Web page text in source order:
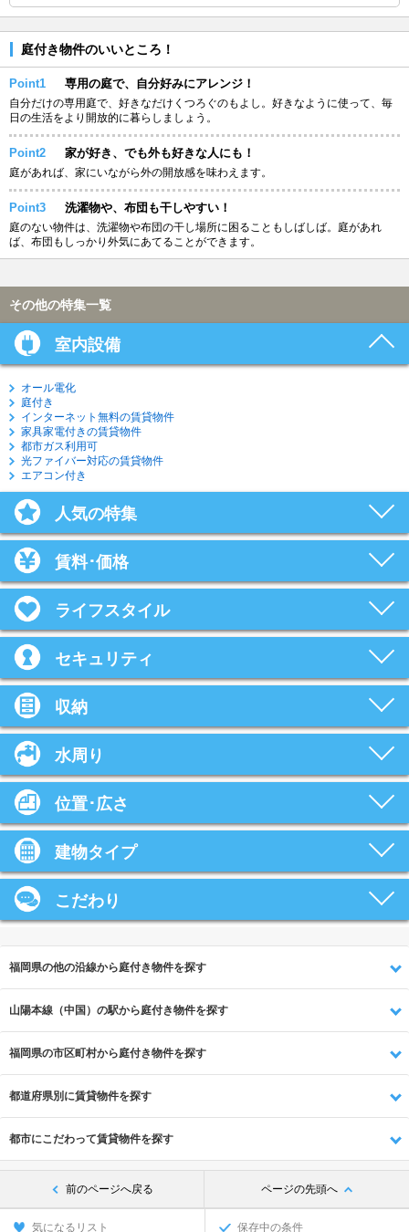
庭付き物件のいいところ！
Point1 専用の庭で、自分好みにアレンジ！
自分だけの専用庭で、好きなだけくつろぐのもよし。好きなように使って、毎
日の生活をより開放的に暮らしましょう。
Point2 家が好き、でも外も好きな人にも！
庭があれば、家にいながら外の開放感を味わえます。
Point3 洗濯物や、布団も干しやすい！
庭のない物件は、洗濯物や布団の干し場所に困ることもしばしば。庭があれ
ば、布団もしっかり外気にあてることができます。
その他の特集一覧
室内設備
オール電化
庭付き
インターネット無料の賃貸物件
家具家電付きの賃貸物件
都市ガス利用可
光ファイバー対応の賃貸物件
エアコン付き
人気の特集
賃料･価格
ライフスタイル
セキュリティ
収納
水周り
位置･広さ
建物タイプ
こだわり
福岡県の他の沿線から庭付き物件を探す
山陽本線（中国）の駅から庭付き物件を探す
福岡県の市区町村から庭付き物件を探す
都道府県別に賃貸物件を探す
都市にこだわって賃貸物件を探す
前のページへ戻る ページの先頭へ
気になるリスト 保存中の条件